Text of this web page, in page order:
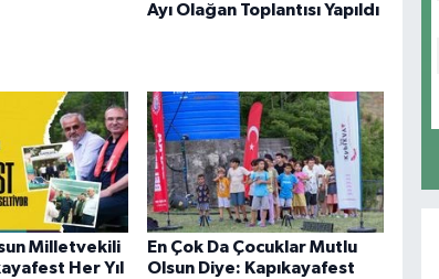
Ayı Olağan Toplantısı Yapıldı
Milletvekili
Her Yıl
En Çok Da Çocuklar Mutlu
Olsun Diye: Kapıkayafest